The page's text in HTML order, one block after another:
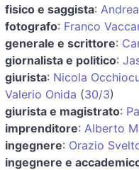
fisico e saggista:
fotografo: Franco
generale e scrittore:
giornalista e politico:
giurista: Nicola
Valerio Onida (30/3)
giurista e magistrato:
imprenditore: Alberto
ingegnere: Orazio
ingegnere e